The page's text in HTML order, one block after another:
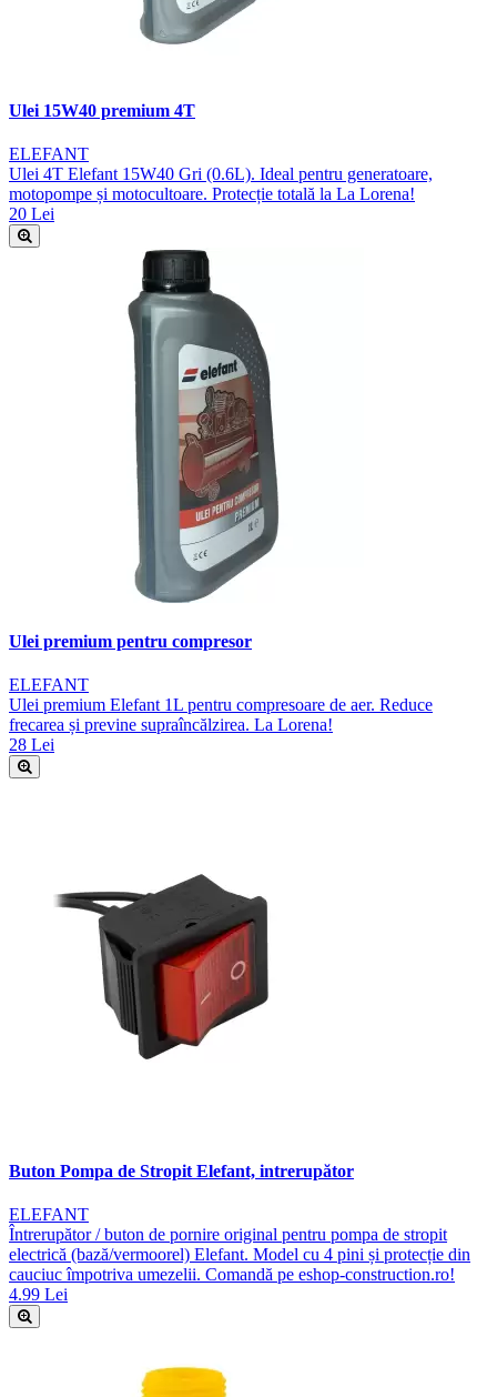
Ulei 15W40 premium 4T
ELEFANT
Ulei 4T Elefant 15W40 Gri (0.6L). Ideal pentru generatoare,
motopompe și motocultoare. Protecție totală la La Lorena!
20 Lei
Ulei premium pentru compresor
ELEFANT
Ulei premium Elefant 1L pentru compresoare de aer. Reduce
frecarea și previne supraîncălzirea. La Lorena!
28 Lei
Buton Pompa de Stropit Elefant, intrerupător
ELEFANT
Întrerupător / buton de pornire original pentru pompa de stropit
electrică (bază/vermoorel) Elefant. Model cu 4 pini și protecție din
cauciuc împotriva umezelii. Comandă pe eshop-construction.ro!
4.99 Lei